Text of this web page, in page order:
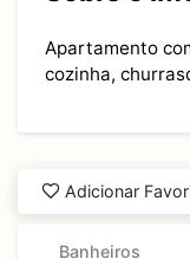
Apartamento
cozinha,
Adicionar
Banheiros